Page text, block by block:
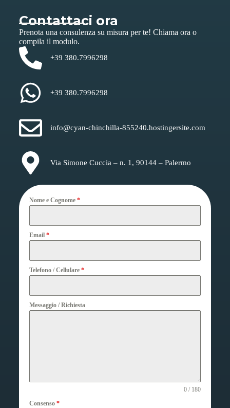
Contattaci ora
Prenota una consulenza su misura per te! Chiama ora o
compila il modulo.
+39 380.7996298
+39 380.7996298
info@cyan-chinchilla-855240.hostingersite.com
Via Simone Cuccia – n. 1, 90144 – Palermo
Nome e Cognome *
Email *
Telefono / Cellulare *
Messaggio / Richiesta
0 / 180
Consenso *